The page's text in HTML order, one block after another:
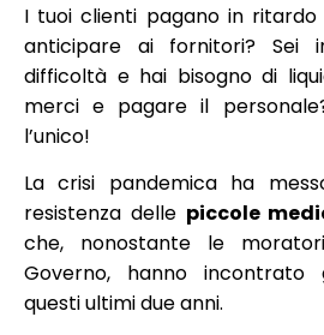
I tuoi clienti pagano in
anticipare ai fornitori? Sei
difficoltà e hai bisogno di
merci e pagare il
l’unico!
La crisi pandemica ha
resistenza delle piccole
che, nonostante le
Governo, hanno
questi ultimi due anni.